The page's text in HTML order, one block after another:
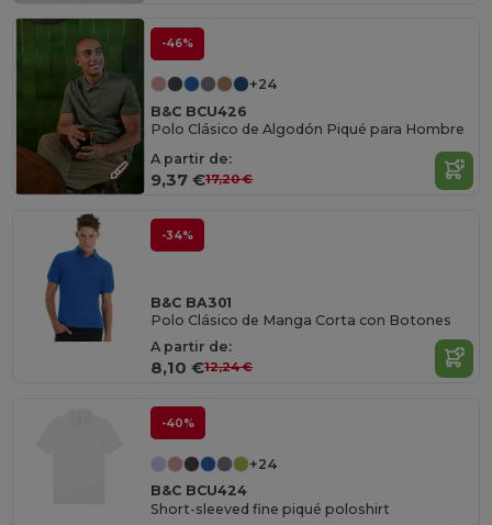
-46%
+24
B&C BCU426
Polo Clásico de Algodón Piqué para Hombre
A partir de:
9,37 €17,20 €
-34%
B&C BA301
Polo Clásico de Manga Corta con Botones
A partir de:
8,10 €12,24 €
-40%
+24
B&C BCU424
Short-sleeved fine piqué poloshirt